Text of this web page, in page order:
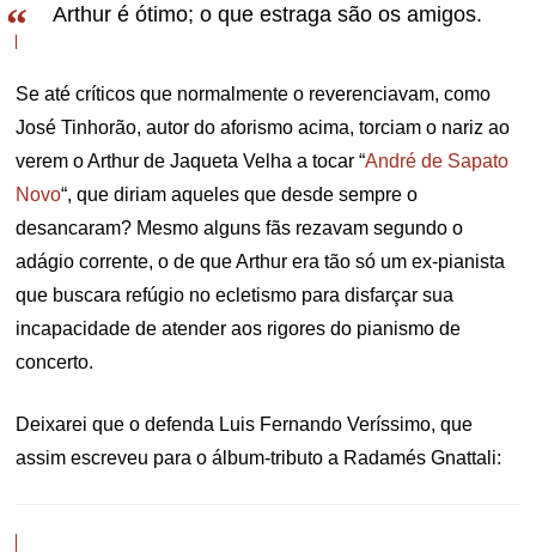
Arthur é ótimo; o que estraga são os amigos.
Se até críticos que normalmente o reverenciavam, como
José Tinhorão, autor do aforismo acima, torciam o nariz ao
verem o Arthur de Jaqueta Velha a tocar “André de Sapato
Novo“, que diriam aqueles que desde sempre o
desancaram? Mesmo alguns fãs rezavam segundo o
adágio corrente, o de que Arthur era tão só um ex-pianista
que buscara refúgio no ecletismo para disfarçar sua
incapacidade de atender aos rigores do pianismo de
concerto.
Deixarei que o defenda Luis Fernando Veríssimo, que
assim escreveu para o álbum-tributo a Radamés Gnattali: